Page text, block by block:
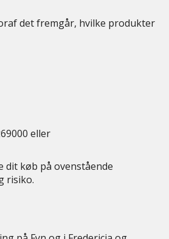
det fremgår, hvilke produkter
eller
dit køb på ovenstående
risiko.